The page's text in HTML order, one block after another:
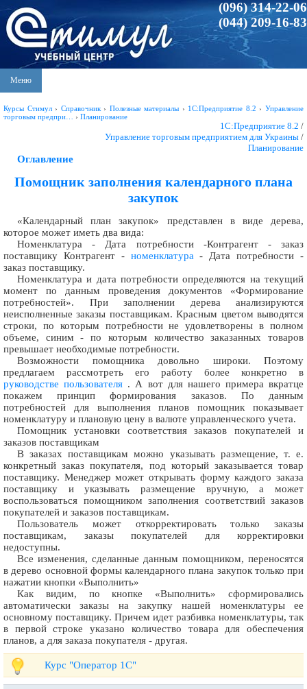
(096) 314-22-06
(044) 209-16-83
Меню
Курсы Стимул› Справочник› Полезные материалы › 1С:Предприятие 8.2 ›Управление
торговым предпри…
› Планирование
1С:Предприятие 8.2 /
Управление торговым предприятием для Украины /
Планирование
Оглавление
Помощник заполнения календарного плана
закупок
«Календарный план закупок» представлен в виде дерева,
которое может иметь два вида:
Номенклатура - Дата потребности -Контрагент - заказ
поставщику Контрагент - номенклатура - Дата потребности -
заказ поставщику.
Номенклатура и дата потребности определяются на текущий
момент по данным проведения документов «Формирование
потребностей». При заполнении дерева анализируются
неисполненные заказы поставщикам. Красным цветом выводятся
строки, по которым потребности не удовлетворены в полном
объеме, синим - по которым количество заказанных товаров
превышает необходимые потребности.
Возможности помощника довольно широки. Поэтому
предлагаем рассмотреть его работу более конкретно в
руководстве пользователя . А вот для нашего примера вкратце
покажем принцип формирования заказов. По данным
потребностей для выполнения планов помощник показывает
номенклатуру и плановую цену в валюте управленческого учета.
Помощник установки соответствия заказов покупателей и
заказов поставщикам
В заказах поставщикам можно указывать размещение, т. е.
конкретный заказ покупателя, под который заказывается товар
поставщику. Менеджер может открывать форму каждого заказа
поставщику и указывать размещение вручную, а может
воспользоваться помощником заполнения соответствий заказов
покупателей и заказов поставщикам.
Пользователь может откорректировать только заказы
поставщикам, заказы покупателей для корректировки
недоступны.
Все изменения, сделанные данным помощником, переносятся
в дерево основной формы календарного плана закупок только при
нажатии кнопки «Выполнить»
Как видим, по кнопке «Выполнить» сформировались
автоматически заказы на закупку нашей номенклатуры ее
основному поставщику. Причем идет разбивка номенклатуры, так
в первой строке указано количество товара для обеспечения
планов, а для заказа покупателя - другая.
Курс "Оператор 1С"